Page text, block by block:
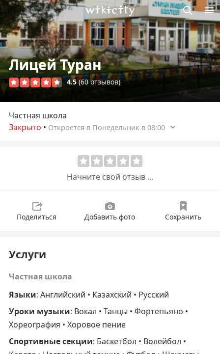
Викисити
Лицей Туран
4.5 (60 отзывов)
Частная школа
Закрыто • Откроется в Понедельник в 08:00
Начните свой отзыв ...
Поделиться Добавить фото Сохранить
Услуги
Частная школа
Языки: Английский • Казахский • Русский
Уроки музыки: Вокал • Танцы • Фортепьяно •
Хореография • Хоровое пение
Спортивные секции: Баскетбол • Волейбол •